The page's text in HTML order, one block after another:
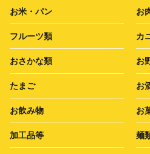
お米・パン お
フルーツ類 カ
おさかな類 お
たまご お
お飲み物 お
加工品等 麺